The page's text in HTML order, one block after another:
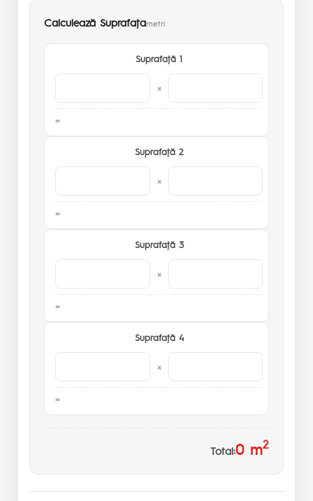
Calculează Suprafaţametri
Suprafaţă 1
×
Suprafaţă 2
×
Suprafaţă 3
×
Suprafaţă 4
×
Total:0m2